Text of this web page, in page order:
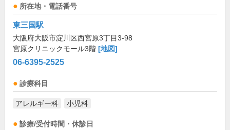
所在地・電話番号
東三国駅
大阪府大阪市淀川区西宮原3丁目3-98
宮原クリニックモール3階 [地図]
06-6395-2525
診療科目
アレルギー科 小児科
診療/受付時間・休診日